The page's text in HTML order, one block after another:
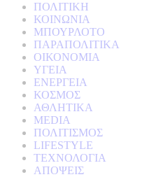
ΠΟΛΙΤΙΚΗ
ΚΟΙΝΩΝΙΑ
ΜΠΟΥΡΛΟΤΟ
ΠΑΡΑΠΟΛΙΤΙΚΑ
ΟΙΚΟΝΟΜΙΑ
ΥΓΕΙΑ
ΕΝΕΡΓΕΙΑ
ΚΟΣΜΟΣ
ΑΘΛΗΤΙΚΑ
MEDIA
ΠΟΛΙΤΙΣΜΟΣ
LIFESTYLE
ΤΕΧΝΟΛΟΓΙΑ
ΑΠΟΨΕΙΣ